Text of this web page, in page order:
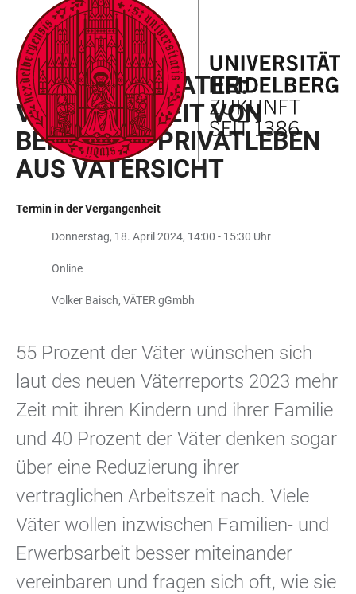
LINKS
ZUR
BARRIEREFREIHEIT
ZUM
HAUPTINHALT
HAUPTNAVIGATION
ÖFFNEN
WEBSEITENSUCHE
ÖFFNEN
ZUM GLÜCK VATER:
VEREINBARKEIT VON
BERUF UND PRIVATLEBEN
AUS VÄTERSICHT
Termin in der Vergangenheit
Donnerstag, 18. April 2024, 14:00 - 15:30 Uhr
Online
Volker Baisch, VÄTER gGmbh
55 Prozent der Väter wünschen sich
laut des neuen Väterreports 2023 mehr
Zeit mit ihren Kindern und ihrer Familie
und 40 Prozent der Väter denken sogar
über eine Reduzierung ihrer
vertraglichen Arbeitszeit nach. Viele
Väter wollen inzwischen Familien- und
Erwerbsarbeit besser miteinander
vereinbaren und fragen sich oft, wie sie